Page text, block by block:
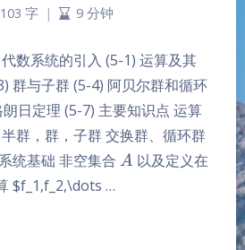
字 | 9 分钟
数系统的引入 (5-1) 运算及其
群与子群 (5-4) 阿贝尔群和循环
日定理 (5-7) 主要知识点 运算
群，群，子群 交换群、循环群
统基础 非空集合
A
以及定义在
$f_1,f_2,\dots …